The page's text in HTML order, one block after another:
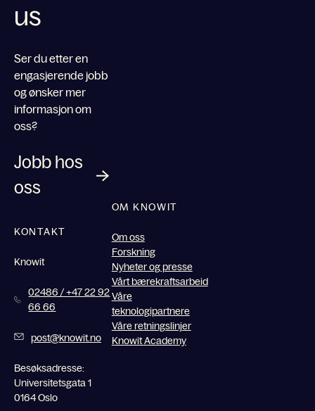
us
Ser du etter en
engasjerende jobb
og ønsker mer
informasjon om
oss?
Jobb hos
oss
KONTAKT
Knowit
02486 / +47 22 92
66 66
post@knowit.no
Besøksadresse:
Universitetsgata 1
0164 Oslo
OM KNOWIT
Om oss
Forskning
Nyheter og presse
Vårt bærekraftsarbeid
Våre
teknologipartnere
Våre retningslinjer
Knowit Academy